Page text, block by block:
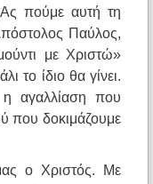
πούμε αυτή τη
Παύλος,
με Χριστώ»
το ίδιο θα γίνει.
αγαλλίαση που
που δοκιμάζουμε
ο Χριστός. Με